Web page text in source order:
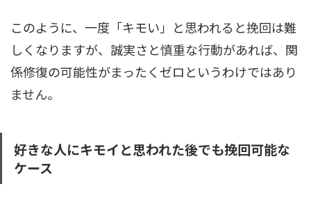
このように、一度「キモい」と思われると挽回は難
しくなりますが、誠実さと慎重な行動があれば、関
係修復の可能性がまったくゼロというわけではあり
ません。
好きな人にキモイと思われた後でも挽回可能な
ケース